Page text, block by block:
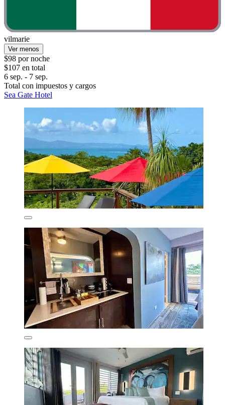
vilmarie
Ver menos
$98 por noche
$107 en total
6 sep. - 7 sep.
Total con impuestos y cargos
Sea Gate Hotel